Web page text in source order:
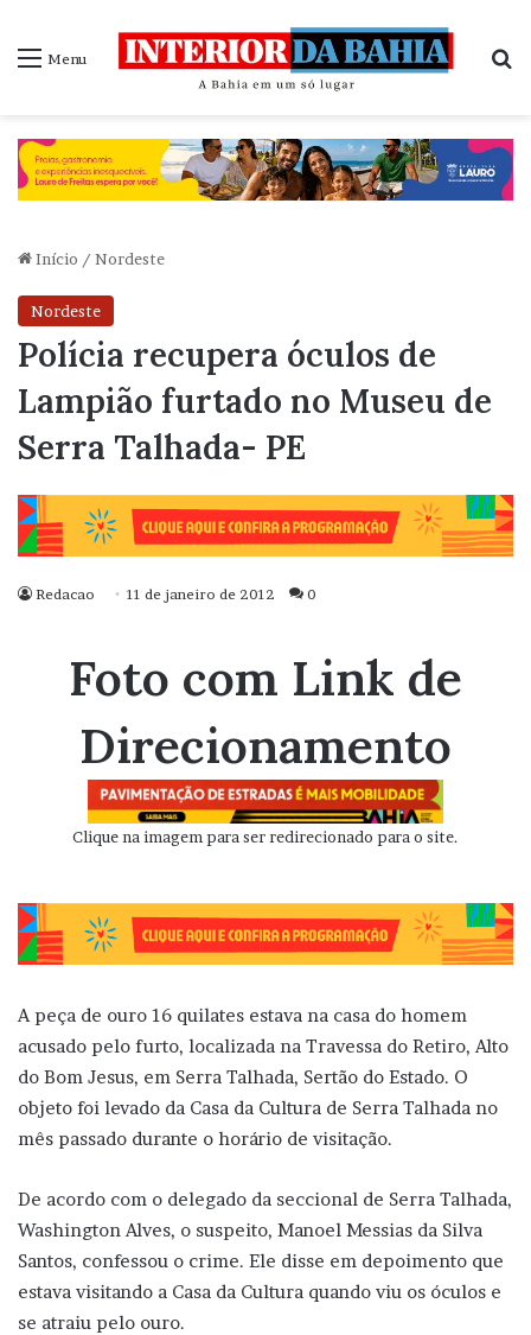
Menu
Início / Nordeste
Nordeste
Polícia recupera óculos de
Lampião furtado no Museu de
Serra Talhada- PE
Redacao 11 de janeiro de 2012 0
Foto com Link de
Direcionamento
Clique na imagem para ser redirecionado para o site.
A peça de ouro 16 quilates estava na casa do homem
acusado pelo furto, localizada na Travessa do Retiro, Alto
do Bom Jesus, em Serra Talhada, Sertão do Estado. O
objeto foi levado da Casa da Cultura de Serra Talhada no
mês passado durante o horário de visitação.
De acordo com o delegado da seccional de Serra Talhada,
Washington Alves, o suspeito, Manoel Messias da Silva
Santos, confessou o crime. Ele disse em depoimento que
estava visitando a Casa da Cultura quando viu os óculos e
se atraiu pelo ouro.